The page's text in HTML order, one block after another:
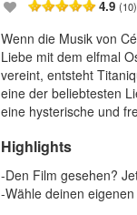
4.9(10)
Wenn die Musik von
Liebe mit dem elfmal
vereint, entsteht
eine der beliebtesten
eine hysterische und
Highlights
-Den Film gesehen?
-Wähle deinen